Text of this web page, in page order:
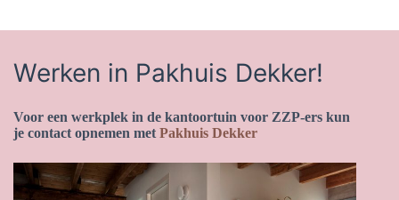
Werken in Pakhuis Dekker!
Voor een werkplek in de kantoortuin voor ZZP-ers kun
je contact opnemen met Pakhuis Dekker